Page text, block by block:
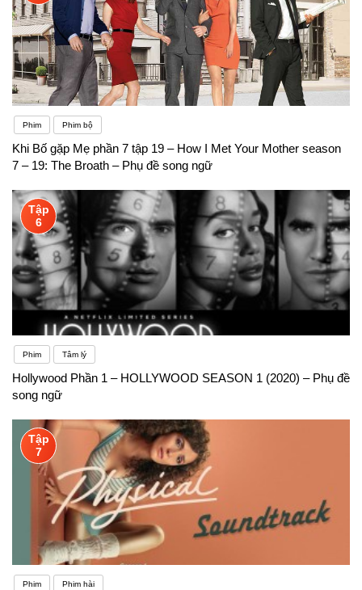
Phim Phim bộ
Khi Bố gặp Mẹ phần 7 tập 19 – How I Met Your Mother season
7 – 19: The Broath – Phụ đề song ngữ
Tập
6
Phim Tâm lý
Hollywood Phần 1 – HOLLYWOOD SEASON 1 (2020) – Phụ đề
song ngữ
Tập
7
Phim Phim hài